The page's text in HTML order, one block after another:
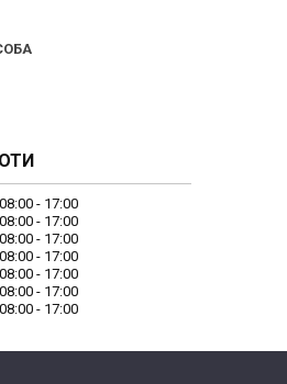
08:00
17:00
08:00
17:00
08:00
17:00
08:00
17:00
08:00
17:00
08:00
17:00
08:00 17:00